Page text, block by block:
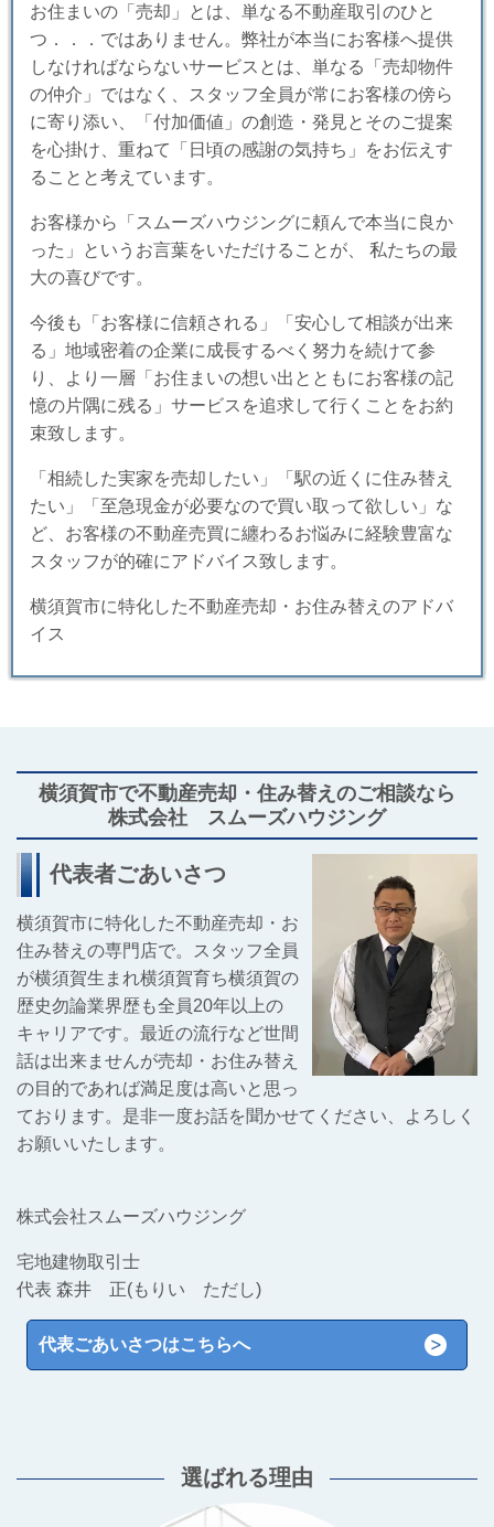
お住まいの「売却」とは、単なる不動産取引のひと
つ．．．ではありません。弊社が本当にお客様へ提供
しなければならないサービスとは、単なる「売却物件
の仲介」ではなく、スタッフ全員が常にお客様の傍ら
に寄り添い、「付加価値」の創造・発見とそのご提案
を心掛け、重ねて「日頃の感謝の気持ち」をお伝えす
ることと考えています。
お客様から「スムーズハウジングに頼んで本当に良か
った」というお言葉をいただけることが、 私たちの最
大の喜びです。
今後も「お客様に信頼される」「安心して相談が出来
る」地域密着の企業に成長するべく努力を続けて参
り、より一層「お住まいの想い出とともにお客様の記
憶の片隅に残る」サービスを追求して行くことをお約
束致します。
「相続した実家を売却したい」「駅の近くに住み替え
たい」「至急現金が必要なので買い取って欲しい」な
ど、お客様の不動産売買に纏わるお悩みに経験豊富な
スタッフが的確にアドバイス致します。
横須賀市に特化した不動産売却・お住み替えのアドバ
イス
横須賀市で不動産売却・住み替えのご相談なら
株式会社 スムーズハウジング
代表者ごあいさつ
横須賀市に特化した不動産売却・お
住み替えの専門店で。スタッフ全員
が横須賀生まれ横須賀育ち横須賀の
歴史勿論業界歴も全員20年以上の
キャリアです。最近の流行など世間
話は出来ませんが売却・お住み替え
の目的であれば満足度は高いと思っ
ております。是非一度お話を聞かせてください、よろしく
お願いいたします。
株式会社スムーズハウジング
宅地建物取引士
代表 森井 正(もりい ただし)
代表ごあいさつはこちらへ
選ばれる理由